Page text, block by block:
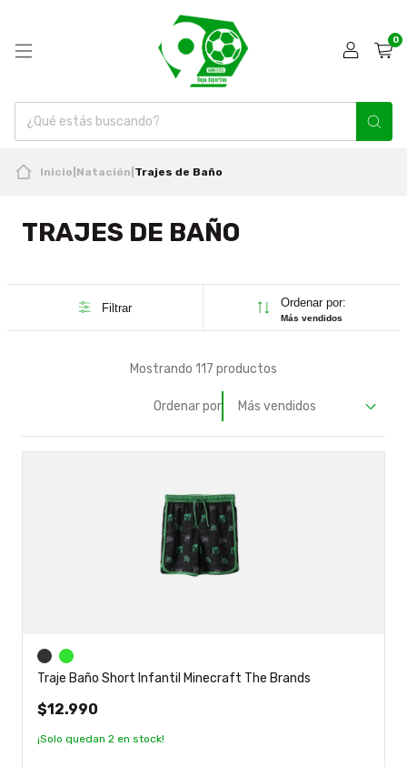
0
Inicio Natación Trajes de Baño
TRAJES DE BAÑO
Filtrar Ordenar por:
Más vendidos
Mostrando 117 productos
Ordenar por
Traje Baño Short Infantil Minecraft The Brands
$12.990
¡Solo quedan 2 en stock!